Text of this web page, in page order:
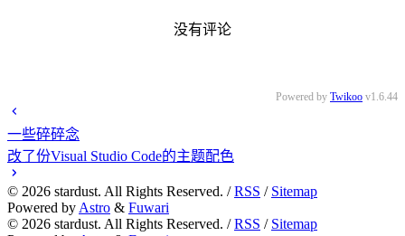
没有评论
Powered by Twikoo v1.6.44
一些碎碎念
改了份Visual Studio Code的主题配色
© 2026 stardust. All Rights Reserved. /RSS / Sitemap
Powered by Astro & Fuwari
© 2026 stardust. All Rights Reserved. /RSS / Sitemap